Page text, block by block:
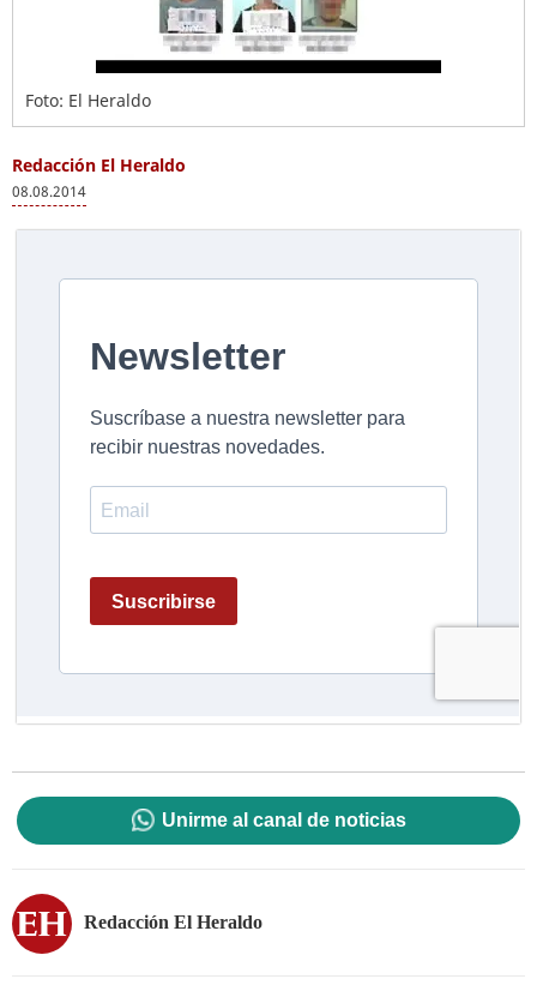
Foto: El Heraldo
Redacción El Heraldo
08.08.2014
Unirme al canal de noticias
Redacción El Heraldo